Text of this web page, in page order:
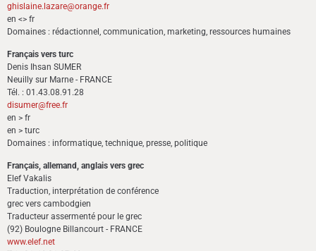
ghislaine.lazare@orange.fr
en <> fr
Domaines : rédactionnel, communication, marketing, ressources humaines
Français vers turc
Denis Ihsan SUMER
Neuilly sur Marne - FRANCE
Tél. : 01.43.08.91.28
disumer@free.fr
en > fr
en > turc
Domaines : informatique, technique, presse, politique
Français, allemand, anglais vers grec
Elef Vakalis
Traduction, interprétation de conférence
grec vers cambodgien
Traducteur assermenté pour le grec
(92) Boulogne Billancourt - FRANCE
www.elef.net